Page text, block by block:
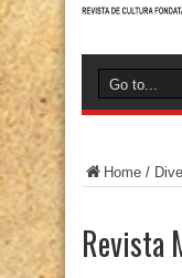
Home /
Revista